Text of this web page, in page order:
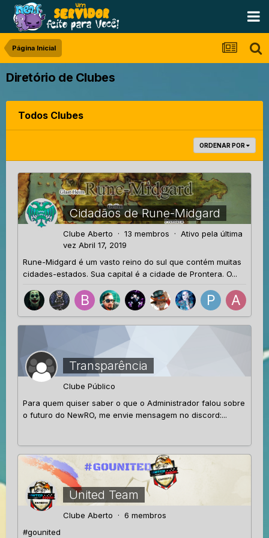
Página Inicial
Diretório de Clubes
Todos Clubes
ORDENAR POR
Cidadãos de Rune-Midgard
Clube Aberto · 13 membros · Ativo pela última
vez Abril 17, 2019
Rune-Midgard é um vasto reino do sul que contém muitas
cidades-estados. Sua capital é a cidade de Prontera. O...
Transparência
Clube Público
Para quem quiser saber o que o Administrador falou sobre
o futuro do NewRO, me envie mensagem no discord:...
United Team
Clube Aberto · 6 membros
#gounited